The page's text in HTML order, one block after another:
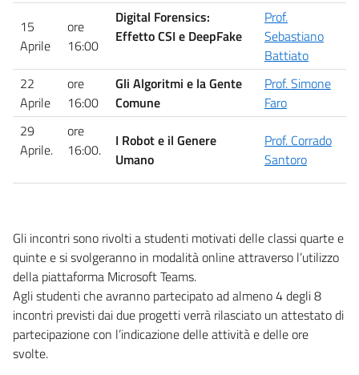
15
Aprile
ore
16:00
Digital Forensics:
Effetto CSI e DeepFake
Prof.
Sebastiano
Battiato
22
Aprile
ore
16:00
Gli Algoritmi e la Gente
Comune
Prof. Simone
Faro
29
Aprile.
ore
16:00.
I Robot e il Genere
Umano
Prof. Corrado
Santoro
Gli incontri sono rivolti a studenti motivati delle classi quarte e
quinte e si svolgeranno in modalità online attraverso l’utilizzo
della piattaforma Microsoft Teams.
Agli studenti che avranno partecipato ad almeno 4 degli 8
incontri previsti dai due progetti verrà rilasciato un attestato di
partecipazione con l’indicazione delle attività e delle ore
svolte.